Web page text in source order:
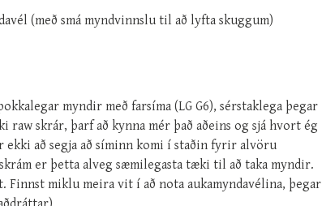
(með smá myndvinnslu til að lyfta skuggum)
myndir með farsíma (LG G6), sérstaklega þegar
skrár, þarf að kynna mér það aðeins og sjá hvort ég
að segja að síminn komi í staðin fyrir alvöru
er þetta alveg sæmilegasta tæki til að taka myndir.
miklu meira vit í að nota aukamyndavélina, þegar